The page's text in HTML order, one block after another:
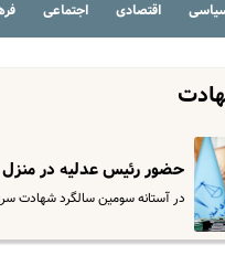
اقتصادی اجتماعی
حضور رئیس عدلیه در
در آستانه سومین سالگرد شهادت